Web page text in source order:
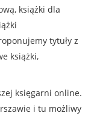
książki dla
tytuły z
książki,
księgarni online.
i tu możliwy